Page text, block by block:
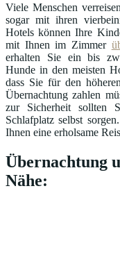
Viele Menschen
sogar mit ihren
Hotels können Ihre
mit Ihnen im Zimmer
erhalten Sie ein bis
Hunde in den meisten
dass Sie für den
Übernachtung zahlen
zur Sicherheit sollten
Schlafplatz selbst
Ihnen eine erholsame
Übernachtung
Nähe: